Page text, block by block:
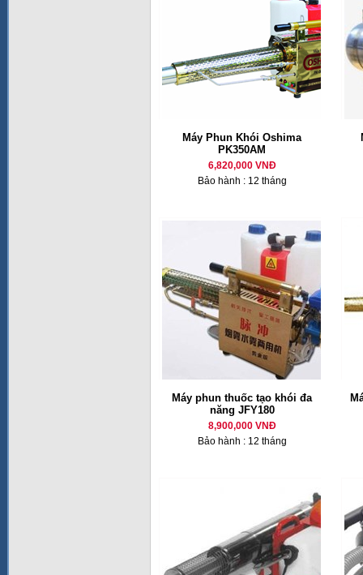
Máy Phun Khói Oshima
PK350AM
6,820,000 VNĐ
Bảo hành : 12 tháng
Máy phun thuốc tạo khói đa
năng JFY180
8,900,000 VNĐ
Bảo hành : 12 tháng